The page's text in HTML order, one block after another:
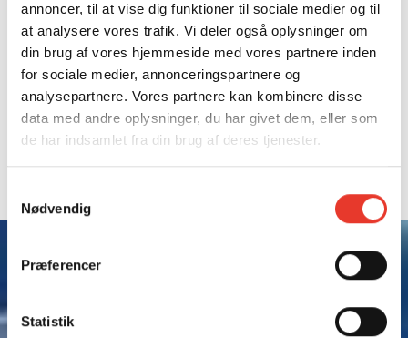
annoncer, til at vise dig funktioner til sociale medier og til
at analysere vores trafik. Vi deler også oplysninger om
din brug af vores hjemmeside med vores partnere inden
for sociale medier, annonceringspartnere og
analysepartnere. Vores partnere kan kombinere disse
data med andre oplysninger, du har givet dem, eller som
de har indsamlet fra din brug af deres tjenester.
Nødvendig
Præferencer
Statistik
WORKSHOP
FORANDERLIGE
KYSTLANDSKABER
LANGS VEJLE FJORD
COMWELL KELLERS PARK
Hvordan lever vi ved kysten i